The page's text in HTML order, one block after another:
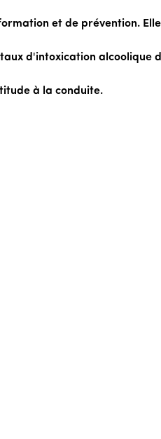
et de prévention.
d'intoxication
à la conduite.